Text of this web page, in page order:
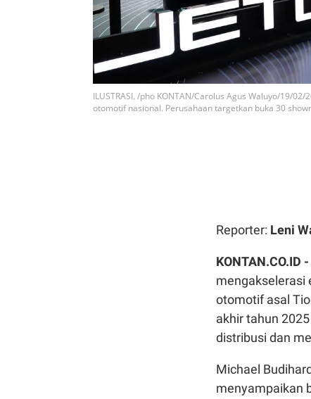
ILUSTRASI. /pho KONTAN/Carolus Agus Waluyo/19/
otomotif nasional. Perusahaan targetkan buka 30
Reporter: Leni
KONTAN.CO.ID
mengakselerasi
otomotif asal
akhir tahun
distribusi dan
Michael
menyampaikan